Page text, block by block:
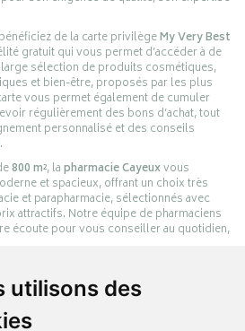
utilisons des
de la carte privilègeMy Very Best
gratuit qui vous permet d’accéder à de
sélection de produits cosmétiques,
et bien-être, proposés par les plus
vous permet également de cumuler
régulièrement des bons d’achat, tout
personnalisé et des conseils
800 m², lapharmacie Cayeuxvous
et spacieux, offrant un choix très
et parapharmacie, sélectionnés avec
attractifs. Notre équipe de pharmaciens
écoute pour vous conseiller au quotidien,
est le prolongement digital de la pharmacie
Mer – Rang-du-Fliers.
achats en ligne parmi des milliers de